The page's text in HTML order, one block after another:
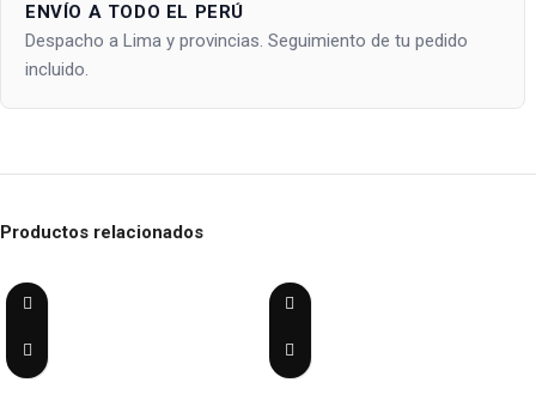
ENVÍO A TODO EL PERÚ
Despacho a Lima y provincias. Seguimiento de tu pedido
incluido.
Productos relacionados